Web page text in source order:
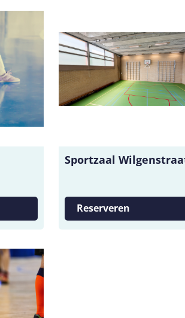
Sportzaal
Reserveren